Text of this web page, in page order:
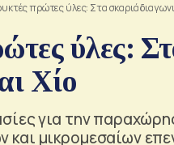
πρώτες ύλες: Στα σκαριά
ύλες:
Χίο
για την
και μικρομεσαίων